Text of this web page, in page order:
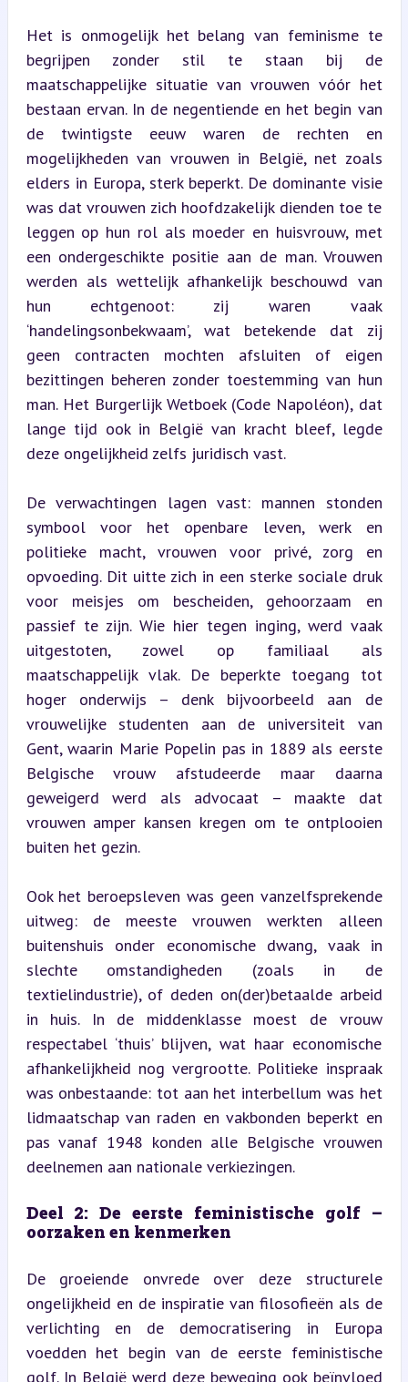
Het is onmogelijk het belang van feminisme te
begrijpen zonder stil te staan bij de
maatschappelijke situatie van vrouwen vóór het
bestaan ervan. In de negentiende en het begin van
de twintigste eeuw waren de rechten en
mogelijkheden van vrouwen in België, net zoals
elders in Europa, sterk beperkt. De dominante visie
was dat vrouwen zich hoofdzakelijk dienden toe te
leggen op hun rol als moeder en huisvrouw, met
een ondergeschikte positie aan de man. Vrouwen
werden als wettelijk afhankelijk beschouwd van
hun echtgenoot: zij waren vaak
‘handelingsonbekwaam’, wat betekende dat zij
geen contracten mochten afsluiten of eigen
bezittingen beheren zonder toestemming van hun
man. Het Burgerlijk Wetboek (Code Napoléon), dat
lange tijd ook in België van kracht bleef, legde
deze ongelijkheid zelfs juridisch vast.
De verwachtingen lagen vast: mannen stonden
symbool voor het openbare leven, werk en
politieke macht, vrouwen voor privé, zorg en
opvoeding. Dit uitte zich in een sterke sociale druk
voor meisjes om bescheiden, gehoorzaam en
passief te zijn. Wie hier tegen inging, werd vaak
uitgestoten, zowel op familiaal als
maatschappelijk vlak. De beperkte toegang tot
hoger onderwijs – denk bijvoorbeeld aan de
vrouwelijke studenten aan de universiteit van
Gent, waarin Marie Popelin pas in 1889 als eerste
Belgische vrouw afstudeerde maar daarna
geweigerd werd als advocaat – maakte dat
vrouwen amper kansen kregen om te ontplooien
buiten het gezin.
Ook het beroepsleven was geen vanzelfsprekende
uitweg: de meeste vrouwen werkten alleen
buitenshuis onder economische dwang, vaak in
slechte omstandigheden (zoals in de
textielindustrie), of deden on(der)betaalde arbeid
in huis. In de middenklasse moest de vrouw
respectabel ‘thuis’ blijven, wat haar economische
afhankelijkheid nog vergrootte. Politieke inspraak
was onbestaande: tot aan het interbellum was het
lidmaatschap van raden en vakbonden beperkt en
pas vanaf 1948 konden alle Belgische vrouwen
deelnemen aan nationale verkiezingen.
Deel 2: De eerste feministische golf –
oorzaken en kenmerken
De groeiende onvrede over deze structurele
ongelijkheid en de inspiratie van filosofieën als de
verlichting en de democratisering in Europa
voedden het begin van de eerste feministische
golf. In België werd deze beweging ook beïnvloed